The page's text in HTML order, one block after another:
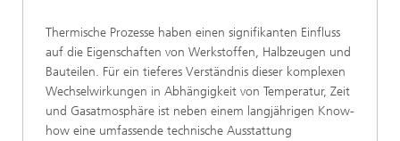
Thermische Prozesse haben einen signifikanten Einfluss
auf die Eigenschaften von Werkstoffen, Halbzeugen und
Bauteilen. Für ein tieferes Verständnis dieser komplexen
Wechselwirkungen in Abhängigkeit von Temperatur, Zeit
und Gasatmosphäre ist neben einem langjährigen Know-
how eine umfassende technische Ausstattung